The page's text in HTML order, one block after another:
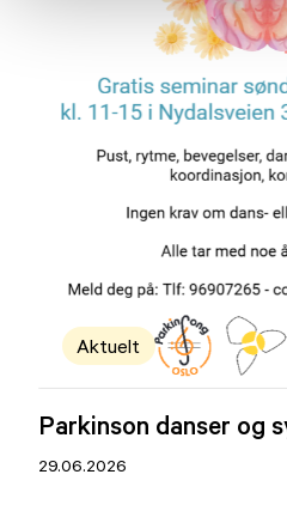
Aktuelt
Parkinson danser og
29.06.2026